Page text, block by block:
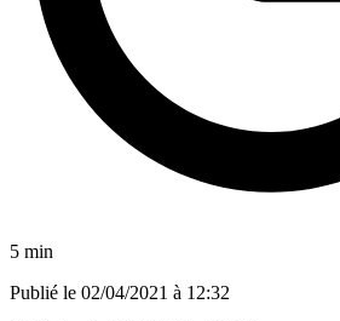
5 min
Publié le 02/04/2021 à 12:32